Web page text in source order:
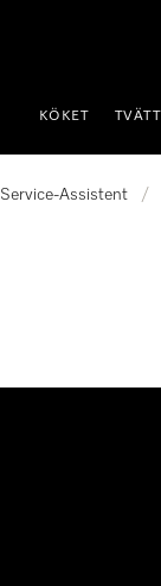
KÖKET
Service-Assistent /